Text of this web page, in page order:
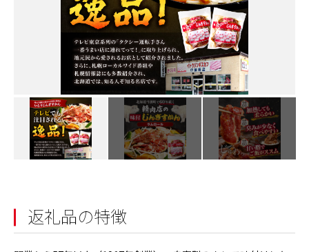
返礼品の特徴